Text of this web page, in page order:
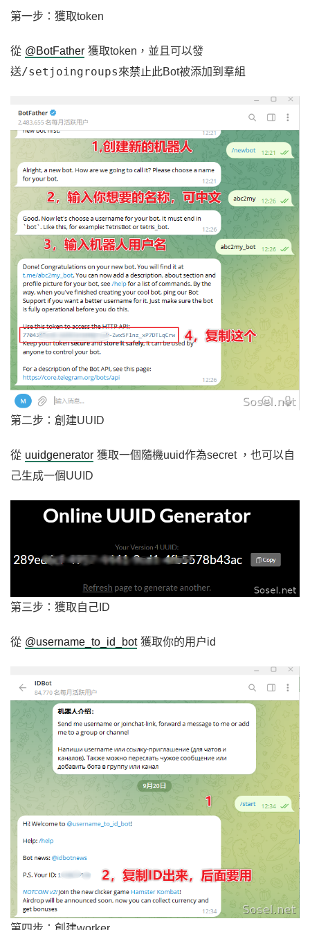
第一步：獲取token
從 @BotFather 獲取token，並且可以發
送/setjoingroups來禁止此Bot被添加到羣組
第二步：創建UUID
從 uuidgenerator 獲取一個隨機uuid作為secret ，也可以自
己生成一個UUID
第三步：獲取自己ID
從 @username_to_id_bot 獲取你的用户id